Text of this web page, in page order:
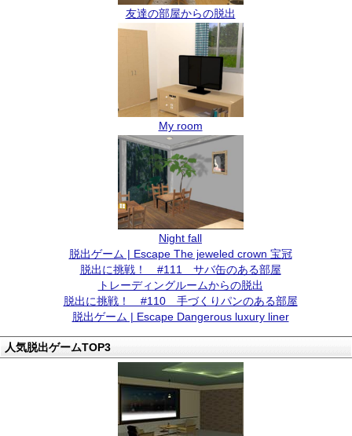
友達の部屋からの脱出
My room
Night fall
脱出ゲーム | Escape The jeweled crown 宝冠
脱出に挑戦！ #111 サバ缶のある部屋
トレーディングルームからの脱出
脱出に挑戦！ #110 手づくりパンのある部屋
脱出ゲーム | Escape Dangerous luxury liner
人気脱出ゲームTOP3